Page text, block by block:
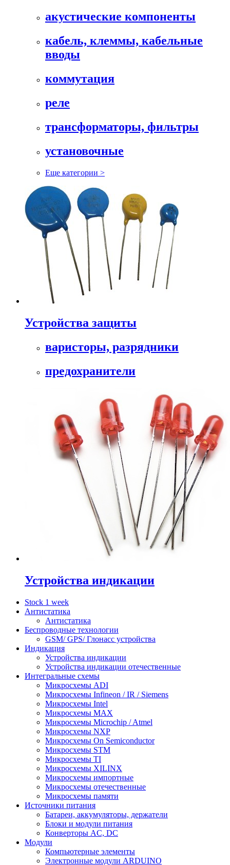
акустические компоненты
кабель, клеммы, кабельные
вводы
коммутация
реле
трансформаторы, фильтры
установочные
Еще категории >
Устройства защиты
варисторы, разрядники
предохранители
Устройства индикации
Stock 1 week
Антистатика
Антистатика
Беспроводные технологии
GSM/ GPS/ Глонасс устройства
Индикация
Устройства индикации
Устройства индикации отечественные
Интегральные схемы
Микросхемы ADI
Микросхемы Infineon / IR / Siemens
Микросхемы Intel
Микросхемы MAX
Микросхемы Microchip / Atmel
Микросхемы NXP
Микросхемы On Semiconductor
Микросхемы STM
Микросхемы TI
Микросхемы XILINX
Микросхемы импортные
Микросхемы отечественные
Микросхемы памяти
Источники питания
Батареи, аккумуляторы, держатели
Блоки и модули питания
Конверторы AC, DC
Модули
Компьютерные элементы
Электронные модули ARDUINO